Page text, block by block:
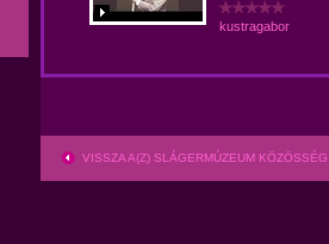
kustragabor
VISSZA A(Z) SLÁGERMÚZEUM